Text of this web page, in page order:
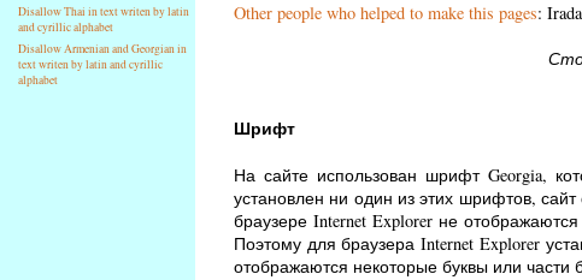
Disallow Thai in text writen by latin
and cyrillic alphabet
Disallow Armenian and Georgian in
text writen by latin and cyrillic
alphabet
Other people who helped to make this pages:
Шрифт
На сайте использован шрифт Georgia,
установлен ни один из этих шрифтов,
браузере Internet Explorer не
Поэтому для браузера Internet Explorer
отображаются некоторые буквы или части